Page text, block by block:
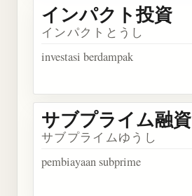
インパクト投資
インパクトとうし
investasi berdampak
サブプライム融資
サブプライムゆうし
pembiayaan subprime